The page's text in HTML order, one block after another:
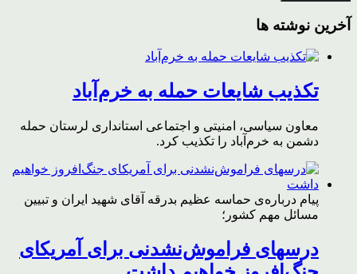
آخرین نوشته ها
تکذیب شایعات حمله به خرم‌آباد
معاون سیاسی، امنیتی و اجتماعی استانداری لرستان حمله
دشمن به خرم‌آباد را تکذیب کرد.
پیام درباره‌ی حماسه عظیم بدرقه آقای شهید ایران و تبیین
مسائل مهم کشور؛
درسهای فراموش‌نشدنی برای آمریکای